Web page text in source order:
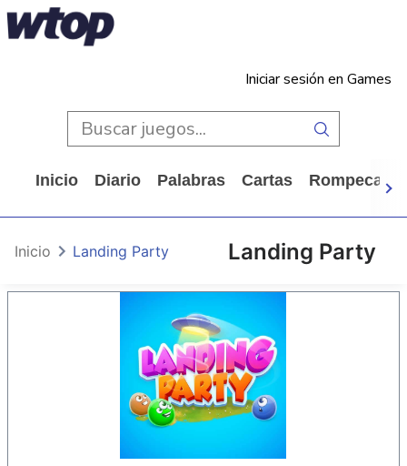
Iniciar sesión en Games
Inicio Diario Palabras Cartas
Landing Party
Inicio Landing Party